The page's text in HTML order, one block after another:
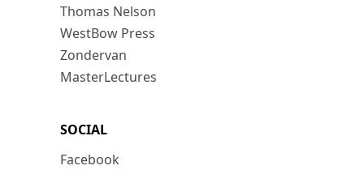
Thomas Nelson
WestBow Press
Zondervan
MasterLectures
SOCIAL
Facebook